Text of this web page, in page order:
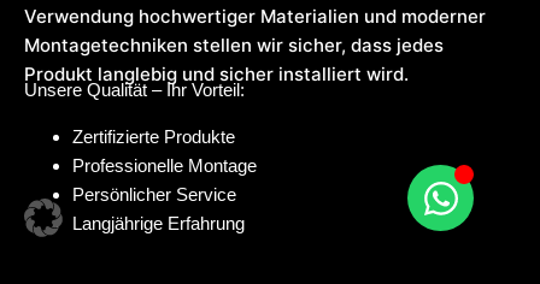
Verwendung hochwertiger Materialien und moderner
Montagetechniken stellen wir sicher, dass jedes
Produkt langlebig und sicher installiert wird.
Unsere Qualität – Ihr Vorteil:
Zertifizierte Produkte
Professionelle Montage
Persönlicher Service
Langjährige Erfahrung